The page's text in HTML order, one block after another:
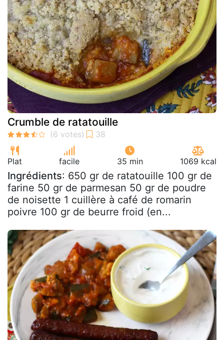
Crumble de ratatouille
Plat facile 35 min 1069 kcal
Ingrédients: 650 gr de ratatouille 100 gr de
farine 50 gr de parmesan 50 gr de poudre
de noisette 1 cuillère à café de romarin
poivre 100 gr de beurre froid (en...